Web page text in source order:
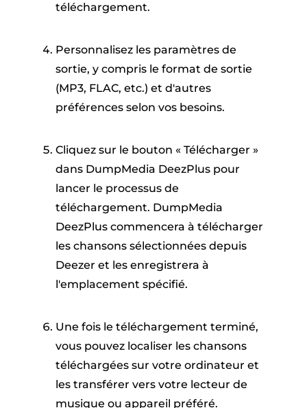
téléchargement.
Personnalisez les paramètres de
sortie, y compris le format de sortie
(MP3, FLAC, etc.) et d'autres
préférences selon vos besoins.
Cliquez sur le bouton « Télécharger »
dans DumpMedia DeezPlus pour
lancer le processus de
téléchargement. DumpMedia
DeezPlus commencera à télécharger
les chansons sélectionnées depuis
Deezer et les enregistrera à
l'emplacement spécifié.
Une fois le téléchargement terminé,
vous pouvez localiser les chansons
téléchargées sur votre ordinateur et
les transférer vers votre lecteur de
musique ou appareil préféré.